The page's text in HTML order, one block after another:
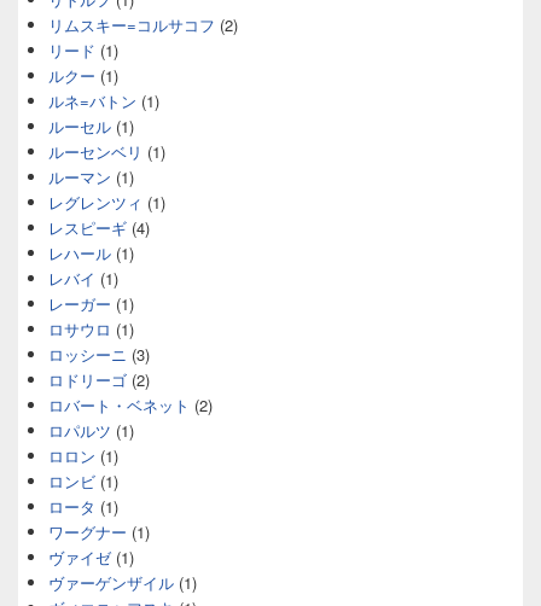
リムスキー=コルサコフ (2)
リード (1)
ルクー (1)
ルネ=バトン (1)
ルーセル (1)
ルーセンベリ (1)
ルーマン (1)
レグレンツィ (1)
レスピーギ (4)
レハール (1)
レバイ (1)
レーガー (1)
ロサウロ (1)
ロッシーニ (3)
ロドリーゴ (2)
ロバート・ベネット (2)
ロパルツ (1)
ロロン (1)
ロンビ (1)
ロータ (1)
ワーグナー (1)
ヴァイゼ(1)
ヴァーゲンザイル (1)